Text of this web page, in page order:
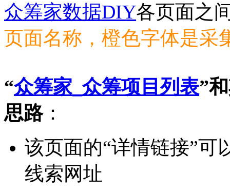
众筹家数据DIY各页面之
页面名称，橙色字体是采
“众筹家_众筹项目列表”
思路：
该页面的“详情链接”可
线索网址